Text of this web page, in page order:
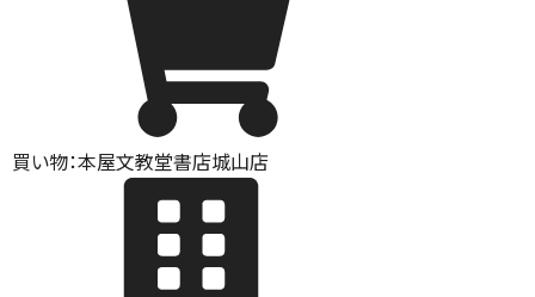
買い物：本屋文教堂書店城山店